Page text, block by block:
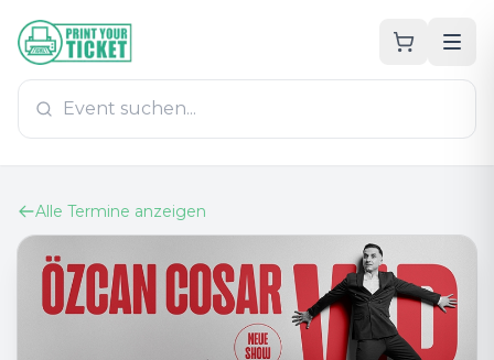
Zum Hauptinhalt
PrintYourTicket
Alle Termine anzeigen